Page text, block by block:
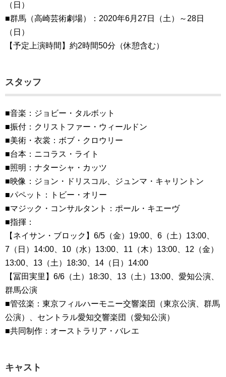
（日）
■群馬（高崎芸術劇場）：2020年6月27日（土）～28日
（日）
【予定上演時間】約2時間50分（休憩含む）
スタッフ
■音楽：ジョビー・タルボット
■振付：クリストファー・ウィールドン
■美術・衣裳：ボブ・クロウリー
■台本：ニコラス・ライト
■照明：ナターシャ・カッツ
■映像：ジョン・ドリスコル、ジュンマ・キャリントン
■パペット：トビー・オリー
■マジック・コンサルタント：ポール・キエーヴ
■指揮：
【ネイサン・ブロック】6/5（金）19:00、6（土）13:00、
7（日）14:00、10（水）13:00、11（木）13:00、12（金）
13:00、13（土）18:30、14（日）14:00
【冨田実里】6/6（土）18:30、13（土）13:00、愛知公演、
群馬公演
■管弦楽：東京フィルハーモニー交響楽団（東京公演、群馬
公演）、セントラル愛知交響楽団（愛知公演）
■共同制作：オーストラリア・バレエ
キャスト